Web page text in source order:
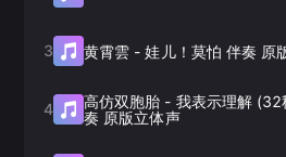
3 黄霄雲 -娃儿！莫怕 伴奏 原
4 高仿双胞胎 - 我表示理解 (32
奏 原版立体声